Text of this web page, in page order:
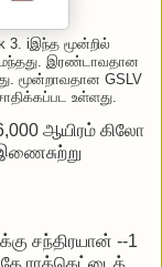
3. iஇந்த மூன்றில்
இரண்டாவதான
மூன்றாவதான GSLV
உள்ளது.
ஆயிரம் கிலோ
இணைசுற்று
சந்திரயான் --1